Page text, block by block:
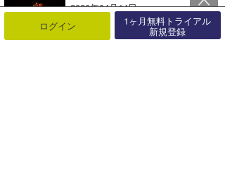
2020年04月14日
☆加藤のコラム『サブ＆ロテ島、これでいいのだ!!Vol.1』
ログイン 1ヶ月無料トライアル
新規登録